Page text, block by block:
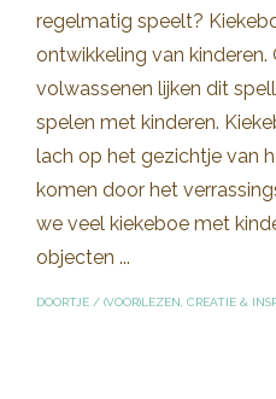
regelmatig speelt?
ontwikkeling van kinderen.
volwassenen lijken dit
spelen met kinderen.
lach op het gezichtje van
komen door het
we veel kiekeboe met
objecten ...
DOORTJE / (VOOR)LEZEN CREATIE &